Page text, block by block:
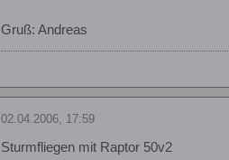
Gruß: Andreas
02.04.2006, 17:59
Sturmfliegen mit Raptor 50v2